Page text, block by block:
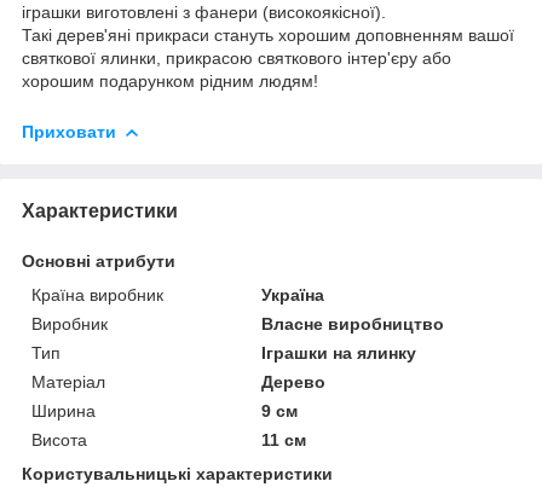
іграшки виготовлені з фанери (високоякісної).
Такі дерев'яні прикраси стануть хорошим доповненням вашої
святкової ялинки, прикрасою святкового інтер'єру або
хорошим подарунком рідним людям!
Приховати
Характеристики
Основні атрибути
Країна виробник
Україна
Виробник
Власне виробництво
Тип
Іграшки на ялинку
Матеріал
Дерево
Ширина
9 см
Висота
11 см
Користувальницькі характеристики